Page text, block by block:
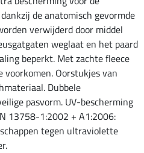
de anatomisch gevormde
verwijderd door middel
weglaat en het paard
beperkt. Met zachte fleece
voorkomen. Oorstukjes van
Dubbele
pasvorm. UV-bescherming
13758-1:2002 + A1:2006:
tegen ultraviolette